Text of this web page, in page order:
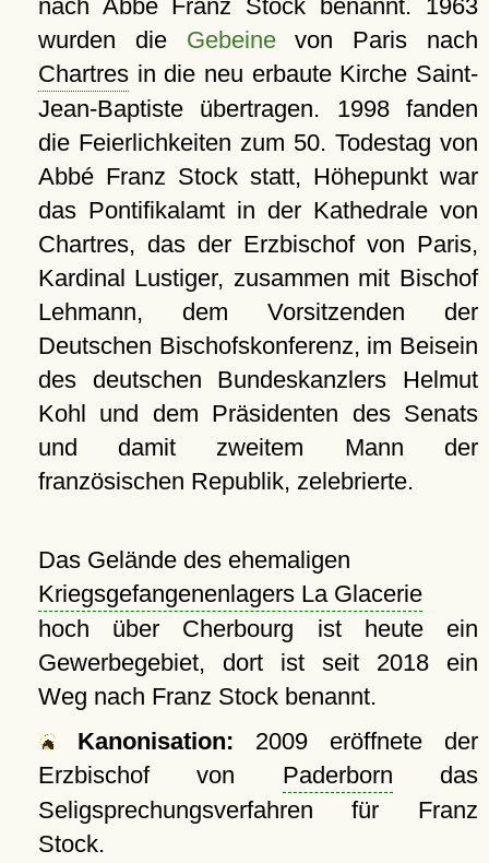
nach Abbé Franz Stock benannt. 1963
wurden die Gebeinevon Paris nach
Chartresin die neu erbaute Kirche Saint-
Jean-Baptiste übertragen. 1998 fanden
die Feierlichkeiten zum 50. Todestag von
Abbé Franz Stock statt, Höhepunkt war
das Pontifikalamt in der Kathedrale von
Chartres, das der Erzbischof von Paris,
Kardinal Lustiger, zusammen mit Bischof
Lehmann, dem Vorsitzenden der
Deutschen Bischofskonferenz, im Beisein
des deutschen Bundeskanzlers Helmut
Kohl und dem Präsidenten des Senats
und damit zweitem Mann der
französischen Republik, zelebrierte.
Das Gelände des ehemaligen
Kriegsgefangenenlagers La Glacerie
hoch über Cherbourg ist heute ein
Gewerbegebiet, dort ist seit 2018 ein
Weg nach Franz Stock benannt.
Kanonisation: 2009 eröffnete der
Erzbischof von Paderborn das
Seligsprechungsverfahren für Franz
Stock.